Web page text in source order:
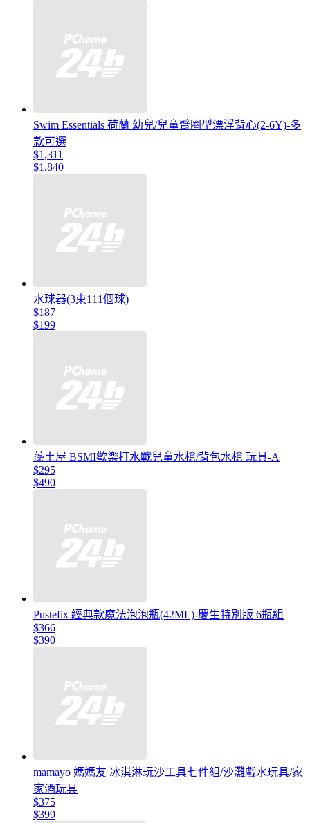
Swim Essentials 荷蘭 幼兒/兒童臂圈型漂浮背心(2-6Y)-多
款可選
$1,311
$1,840
水球器(3束111個球)
$187
$199
藻土屋 BSMI歡樂打水戰兒童水槍/背包水槍 玩具-A
$295
$490
Pustefix 經典款魔法泡泡瓶(42ML)-慶生特別版 6瓶組
$366
$390
mamayo 媽媽友 冰淇淋玩沙工具七件組/沙灘戲水玩具/家
家酒玩具
$375
$399